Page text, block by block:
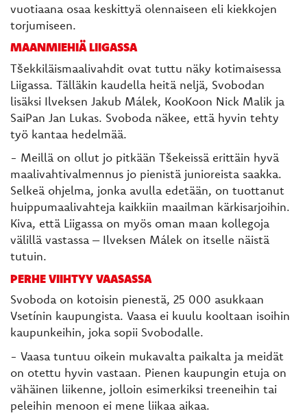
vuotiaana osaa keskittyä olennaiseen eli kiekkojen
torjumiseen.
MAANMIEHIÄ LIIGASSA
Tšekkiläismaalivahdit ovat tuttu näky kotimaisessa
Liigassa. Tälläkin kaudella heitä neljä, Svobodan
lisäksi Ilveksen Jakub Málek, KooKoon Nick Malik ja
SaiPan Jan Lukas. Svoboda näkee, että hyvin tehty
työ kantaa hedelmää.
- Meillä on ollut jo pitkään Tšekeissä erittäin hyvä
maalivahtivalmennus jo pienistä junioreista saakka.
Selkeä ohjelma, jonka avulla edetään, on tuottanut
huippumaalivahteja kaikkiin maailman kärkisarjoihin.
Kiva, että Liigassa on myös oman maan kollegoja
välillä vastassa – Ilveksen Málek on itselle näistä
tutuin.
PERHE VIIHTYY VAASASSA
Svoboda on kotoisin pienestä, 25 000 asukkaan
Vsetínin kaupungista. Vaasa ei kuulu kooltaan isoihin
kaupunkeihin, joka sopii Svobodalle.
- Vaasa tuntuu oikein mukavalta paikalta ja meidät
on otettu hyvin vastaan. Pienen kaupungin etuja on
vähäinen liikenne, jolloin esimerkiksi treeneihin tai
peleihin menoon ei mene liikaa aikaa.